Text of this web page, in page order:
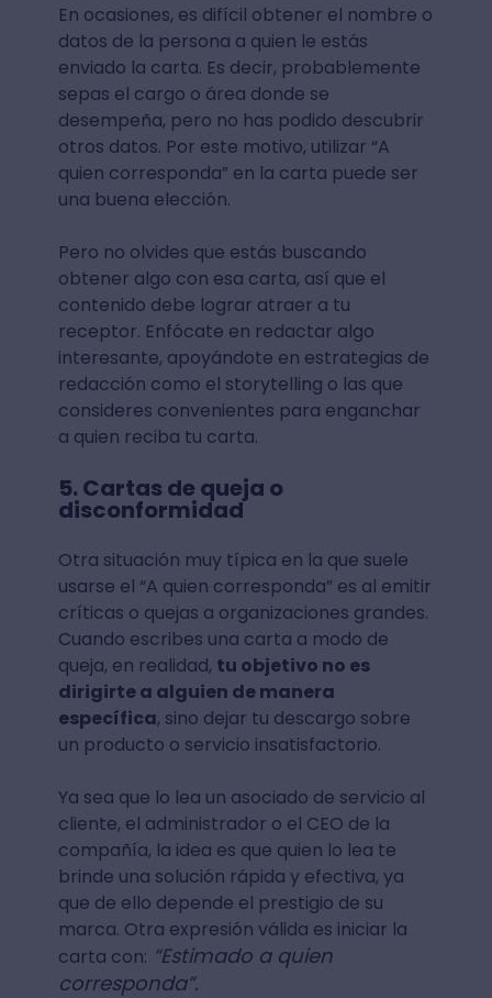
En ocasiones, es difícil obtener el nombre o
datos de la persona a quien le estás
enviado la carta. Es decir, probablemente
sepas el cargo o área donde se
desempeña, pero no has podido descubrir
otros datos. Por este motivo, utilizar “A
quien corresponda” en la carta puede ser
una buena elección.
Pero no olvides que estás buscando
obtener algo con esa carta, así que el
contenido debe lograr atraer a tu
receptor. Enfócate en redactar algo
interesante, apoyándote en estrategias de
redacción como el storytelling o las que
consideres convenientes para enganchar
a quien reciba tu carta.
5. Cartas de queja o
disconformidad
Otra situación muy típica en la que suele
usarse el “A quien corresponda” es al emitir
críticas o quejas a organizaciones grandes.
Cuando escribes una carta a modo de
queja, en realidad, tu objetivo no es
dirigirte a alguien de manera
específica, sino dejar tu descargo sobre
un producto o servicio insatisfactorio.
Ya sea que lo lea un asociado de servicio al
cliente, el administrador o el CEO de la
compañía, la idea es que quien lo lea te
brinde una solución rápida y efectiva, ya
que de ello depende el prestigio de su
marca. Otra expresión válida es iniciar la
carta con: “Estimado a quien
corresponda”.